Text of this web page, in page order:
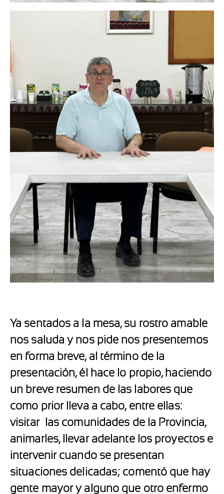
Ya sentados a la mesa, su rostro amable
nos saluda y nos pide nos presentemos
en forma breve, al término de la
presentación, él hace lo propio, haciendo
un breve resumen de las labores que
como prior lleva a cabo, entre ellas:
visitar las comunidades de la Provincia,
animarles, llevar adelante los proyectos e
intervenir cuando se presentan
situaciones delicadas; comentó que hay
gente mayor y alguno que otro enfermo